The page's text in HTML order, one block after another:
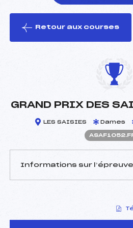
le ski
Retour aux courses
GRAND PRIX DES
LES SAISIES Dames
Informations sur l’épreuve
Arbitre :